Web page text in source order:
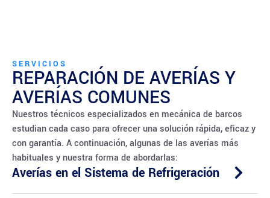
SERVICIOS
REPARACIÓN DE AVERÍAS Y
AVERÍAS COMUNES
Nuestros técnicos especializados en mecánica de barcos
estudian cada caso para ofrecer una solución rápida, eficaz y
con garantía. A continuación, algunas de las averías más
habituales y nuestra forma de abordarlas:
Averías en el Sistema de Refrigeración